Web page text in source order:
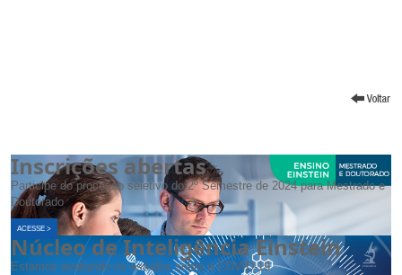
Inscrições abertas
Participe do processo seletivo do 2º Semestre de 2024 para Mestrado e
Doutorado
ACESSE >
Núcleo de Inteligência Einstein
Estamos avaliando os estudos sobre a COVID-19